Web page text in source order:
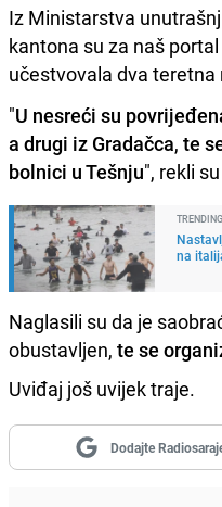
Iz Ministarstva
kantona su za naš
učestvovala dva
"U nesreći su
a drugi iz Gradačca, te
bolnici u Tešnju", rekli
TRENDING
na
Naglasili su da je
obustavljen, te se
Uviđaj još uvijek traje.
Dodajte